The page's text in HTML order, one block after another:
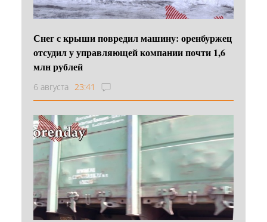
Снег с крыши повредил машину: оренбуржец
отсудил у управляющей компании почти 1,6
млн рублей
6 августа 23:41